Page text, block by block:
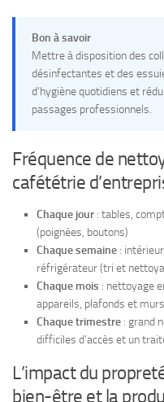
Bon à savoir
Mettre à disposition des
désinfectantes et des
d’hygiène quotidiens et
passages professionnels.
Fréquence de
cafététrie
Chaque jour : tables,
(poignées, boutons)
Chaque semaine :
réfrigérateur (tri et
Chaque mois : nettoyage
appareils, plafonds et
Chaque trimestre : grand
difficiles d’accès et un
L’impact du
bien-être et la